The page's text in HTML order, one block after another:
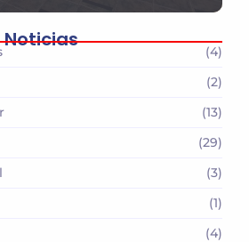
(4)
(2)
(13)
(29)
(3)
(1)
(4)